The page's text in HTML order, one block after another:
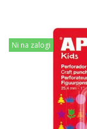
Ni na zalogi